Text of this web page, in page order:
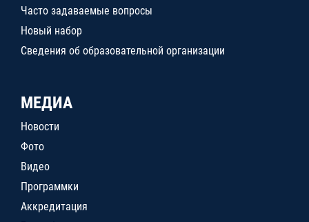
Часто задаваемые вопросы
Новый набор
Сведения об образовательной организации
МЕДИА
Новости
Фото
Видео
Программки
Аккредитация